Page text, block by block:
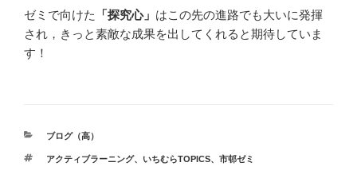
ゼミで向けた 「探究心」 はこの先の進路でも大いに発揮
され，きっと素敵な成果を出してくれると期待していま
す！
カ
ゴ
ブログ（高）
タ
アクティブラーニング、 いちむらTOPICS、 市邨ゼミ